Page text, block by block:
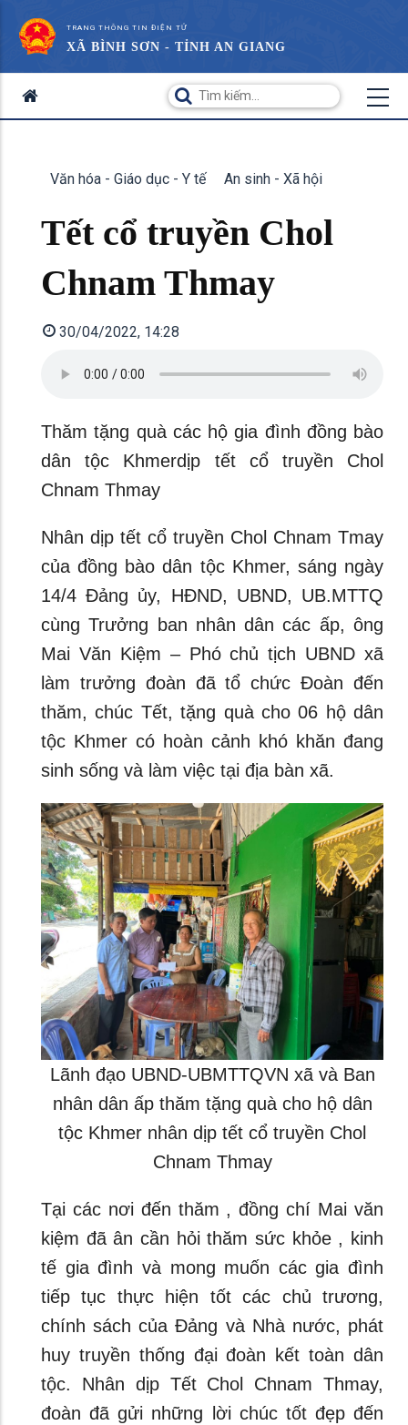
TRANG THÔNG TIN ĐIỆN TỬ
XÃ BÌNH SƠN - TỈNH AN GIANG
Văn hóa - Giáo dục - Y tế An sinh - Xã hội
Tết cổ truyền Chol
Chnam Thmay
30/04/2022, 14:28
Thăm tặng quà các hộ gia đình đồng bào
dân tộc Khmerdịp tết cổ truyền Chol
Chnam Thmay
Nhân dịp tết cổ truyền Chol Chnam Tmay
của đồng bào dân tộc Khmer, sáng ngày
14/4 Đảng ủy, HĐND, UBND, UB.MTTQ
cùng Trưởng ban nhân dân các ấp, ông
Mai Văn Kiệm – Phó chủ tịch UBND xã
làm trưởng đoàn đã tổ chức Đoàn đến
thăm, chúc Tết, tặng quà cho 06 hộ dân
tộc Khmer có hoàn cảnh khó khăn đang
sinh sống và làm việc tại địa bàn xã.
Lãnh đạo UBND-UBMTTQVN xã và Ban
nhân dân ấp thăm tặng quà cho hộ dân
tộc Khmer nhân dịp tết cổ truyền Chol
Chnam Thmay
Tại các nơi đến thăm , đồng chí Mai văn
kiệm đã ân cần hỏi thăm sức khỏe , kinh
tế gia đình và mong muốn các gia đình
tiếp tục thực hiện tốt các chủ trương,
chính sách của Đảng và Nhà nước, phát
huy truyền thống đại đoàn kết toàn dân
tộc. Nhân dịp Tết Chol Chnam Thmay,
đoàn đã gửi những lời chúc tốt đẹp đến